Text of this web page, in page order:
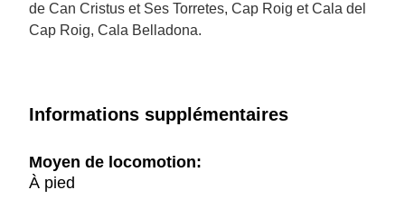
de Can Cristus et Ses Torretes, Cap Roig et Cala del
Cap Roig, Cala Belladona.
Informations supplémentaires
Moyen de locomotion:
À pied